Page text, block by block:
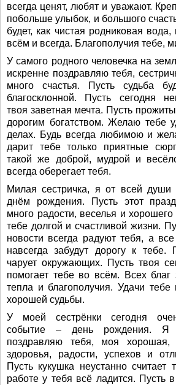
всегда ценят, любят и уважают.
побольше улыбок, и большого
будет, как чистая родниковая
всём и всегда. Благополучия тебе,
У самого родного человечка на
искренне поздравляю тебя,
много счастья. Пусть судьба
благосклонной. Пусть сегодня
твоя заветная мечта. Пусть
дорогим богатством. Желаю тебе
делах. Будь всегда любимою и
дарит тебе только приятные
такой же доброй, мудрой и
всегда оберегает тебя.
Милая сестричка, я от всей души
днём рождения. Пусть этот
много радости, веселья и
тебе долгой и счастливой жизни.
новости всегда радуют тебя, а
навсегда забудут дорогу к тебе.
чарует окружающих. Пусть твоя
помогает тебе во всём. Всех
тепла и благополучия. Удачи
хорошей судьбы.
У моей сестрёнки сегодня
событие – день рождения. Я
поздравляю тебя, моя хорошая,
здоровья, радости, успехов и
Пусть кукушка неустанно считает
работе у тебя всё ладится. Пусть